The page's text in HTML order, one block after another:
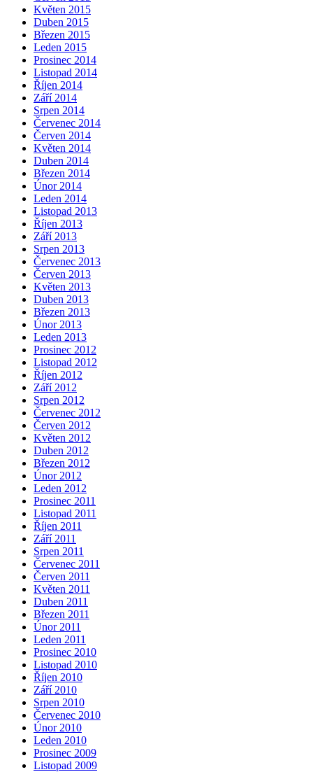
Květen 2015
Duben 2015
Březen 2015
Leden 2015
Prosinec 2014
Listopad 2014
Říjen 2014
Září 2014
Srpen 2014
Červenec 2014
Červen 2014
Květen 2014
Duben 2014
Březen 2014
Únor 2014
Leden 2014
Listopad 2013
Říjen 2013
Září 2013
Srpen 2013
Červenec 2013
Červen 2013
Květen 2013
Duben 2013
Březen 2013
Únor 2013
Leden 2013
Prosinec 2012
Listopad 2012
Říjen 2012
Září 2012
Srpen 2012
Červenec 2012
Červen 2012
Květen 2012
Duben 2012
Březen 2012
Únor 2012
Leden 2012
Prosinec 2011
Listopad 2011
Říjen 2011
Září 2011
Srpen 2011
Červenec 2011
Červen 2011
Květen 2011
Duben 2011
Březen 2011
Únor 2011
Leden 2011
Prosinec 2010
Listopad 2010
Říjen 2010
Září 2010
Srpen 2010
Červenec 2010
Únor 2010
Leden 2010
Prosinec 2009
Listopad 2009